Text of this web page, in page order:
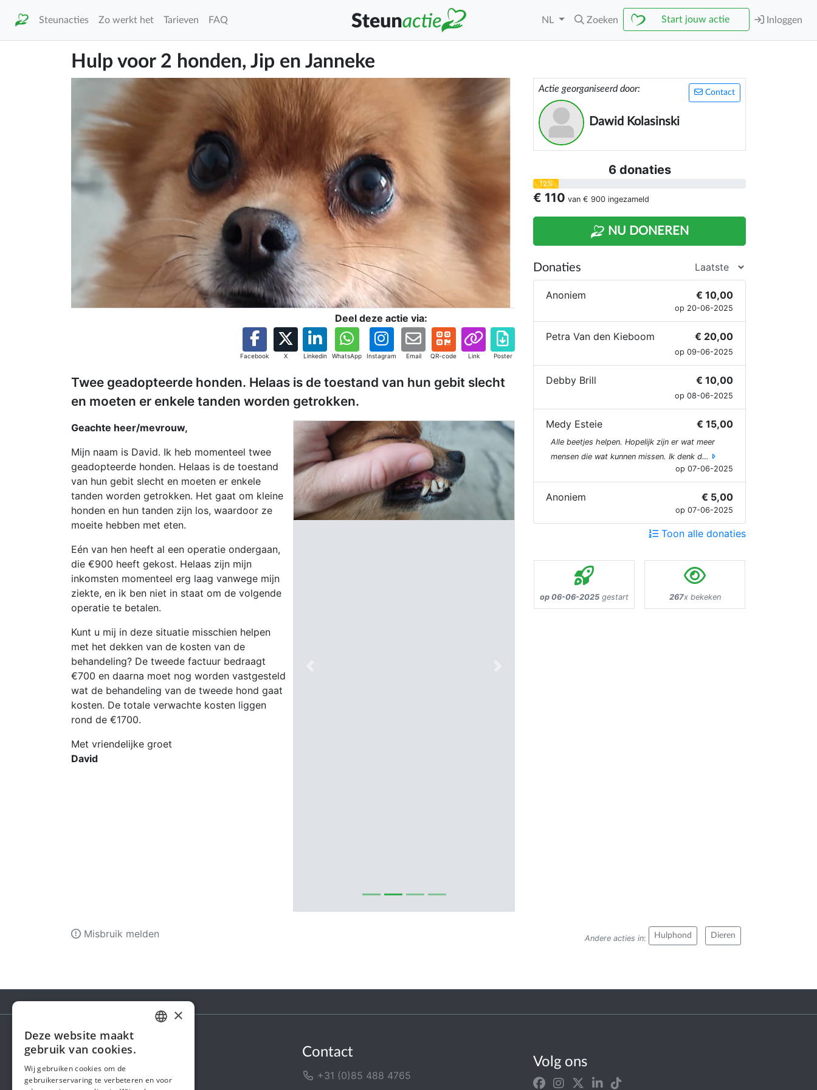
Steunacties Zo werkt het Tarieven FAQ NL Zoeken Start jouw actie Inloggen
Hulp voor 2 honden, Jip en Janneke
Deel deze actie via:
Facebook X Linkedin WhatsApp Instagram Email QR-code Link Poster
Twee geadopteerde honden. Helaas is de toestand van hun gebit slecht
en moeten er enkele tanden worden getrokken.
Geachte heer/mevrouw,
Mijn naam is David. Ik heb momenteel twee
geadopteerde honden. Helaas is de toestand
van hun gebit slecht en moeten er enkele
tanden worden getrokken. Het gaat om kleine
honden en hun tanden zijn los, waardoor ze
moeite hebben met eten.
Eén van hen heeft al een operatie ondergaan,
die €900 heeft gekost. Helaas zijn mijn
inkomsten momenteel erg laag vanwege mijn
ziekte, en ik ben niet in staat om de volgende
operatie te betalen.
Kunt u mij in deze situatie misschien helpen
met het dekken van de kosten van de
behandeling? De tweede factuur bedraagt
€700 en daarna moet nog worden vastgesteld
wat de behandeling van de tweede hond gaat
kosten. De totale verwachte kosten liggen
rond de €1700.
Met vriendelijke groet
David
Contact
Actie georganiseerd door:
Dawid Kolasinski
6 donaties
12%
€ 110 van € 900 ingezameld
NU DONEREN
Donaties
Anoniem € 10,00
op 20-06-2025
Petra Van den Kieboom € 20,00
op 09-06-2025
Debby Brill € 10,00
op 08-06-2025
Medy Esteie € 15,00
Alle beetjes helpen. Hopelijk zijn er wat meer
mensen die wat kunnen missen. Ik denk d…
op 07-06-2025
Anoniem € 5,00
op 07-06-2025
Toon alle donaties
op 06-06-2025 gestart 267x bekeken
Andere acties in: Hulphond Dieren
Misbruik melden
Steunactie
Over ons
Contact
+31 (0)85 488 4765
Volg ons
ENGLISH
×
Deze website maakt
gebruik van cookies.
Wij gebruiken cookies om de
gebruikerservaring te verbeteren en voor